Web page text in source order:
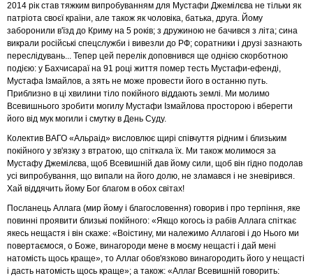
2014 рік став тяжким випробуванням для Мустафи Джемілєва не тільки як
патріота своєї країни, але також як чоловіка, батька, друга. Йому
заборонили в'їзд до Криму на 5 років; з дружиною не бачився з літа; сина
викрали російські спецслужби і вивезли до РФ; соратники і друзі зазнають
переслідувань... Тепер цей перелік доповнився ще однією скорботною
подією: у Бахчисараї на 91 році життя помер тесть Мустафи-ефенді,
Мустафа Ізмайлов, а зять не може провести його в останню путь.
Приблизно в ці хвилини тіло покійного віддають землі. Ми молимо
Всевишнього зробити могилу Мустафи Ізмайлова просторою і вберегти
його від мук могили і смутку в День Суду.
Колектив ВАГО «Альраід» висловлює щирі співчуття рідним і близьким
покійного у зв'язку з втратою, що спіткала їх. Ми також молимося за
Мустафу Джемілєва, щоб Всевишній дав йому сили, щоб він гідно подолав
усі випробування, що випали на його долю, не зламався і не зневірився.
Хай віддячить йому Бог благом в обох світах!
Посланець Аллага (мир йому і благословення) говорив і про терпіння, яке
повинні проявити близькі покійного: «Якщо когось із рабів Аллага спіткає
якесь нещастя і він скаже: «Воістину, ми належимо Аллагові і до Нього ми
повертаємося, о Боже, винагороди мене в моєму нещасті і дай мені
натомість щось краще», то Аллаг обов'язково винагородить його у нещасті
і дасть натомість щось краще»; а також: «Аллаг Всевишній говорить: